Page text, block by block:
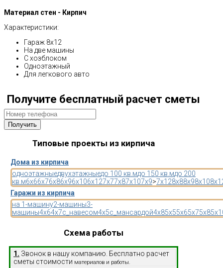
Материал стен - Кирпич
Характеристики:
Гараж 8х12
На две машины
С хозблоком
Одноэтажный
Для легкового авто
Получите бесплатный расчет сметы
Типовые проекты из кирпича
Дома из кирпича
одноэтажныедвухэтажныедо 100 кв.мдо 150 кв.мдо 200
кв.м6x66x76x86x96x106x127x77x87x107x9>7x128x88x98x10
Гаражи из кирпича
на 1-машину2-машины3-
машины4x64x7с_навесом4x5с_мансардой4x85x55x65x75x8
Схема работы
1. Звонок в нашу компанию. Бесплатно расчет
сметы стоимости материалов и работы.